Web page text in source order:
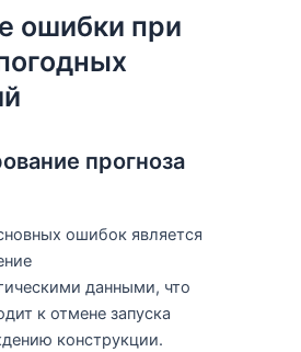
ошибки при
прогноза
ошибок является
данными, что
к отмене запуска
конструкции.